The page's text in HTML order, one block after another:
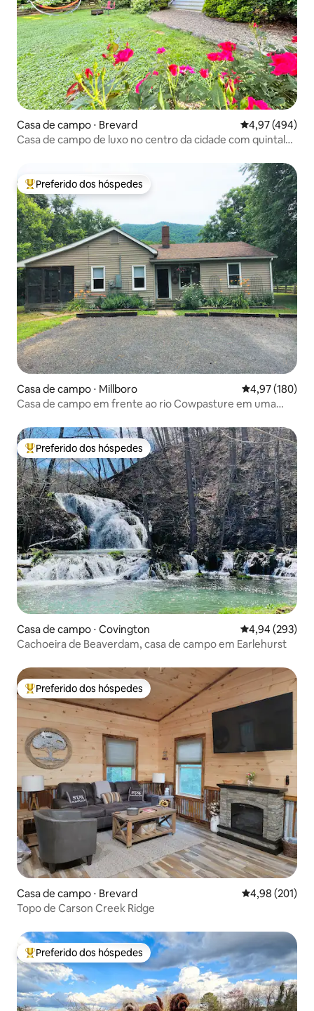
Casa de campo ⋅ Brevard 4,97 de uma
4,97 (494)
Casa de campo de luxo no centro da cidade com quintal
Entre os melhores preferidos dos hóspedes
Preferido dos hóspedes
Casa de campo ⋅ Millboro 4,97 de uma
4,97 (180)
Casa de campo em frente ao rio Cowpasture em uma
Entre os melhores preferidos dos hóspedes
Preferido dos hóspedes
Casa de campo ⋅ Covington 4,94 de uma
4,94 (293)
Cachoeira de Beaverdam, casa de campo em Earlehurst
Entre os melhores preferidos dos hóspedes
Preferido dos hóspedes
Casa de campo ⋅ Brevard 4,98 de uma
4,98 (201)
Topo de Carson Creek Ridge
Entre os melhores preferidos dos hóspedes
Preferido dos hóspedes